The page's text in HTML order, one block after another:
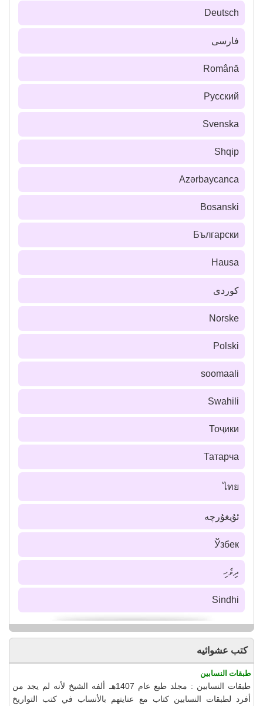
Deutsch
فارسى
Română
Русский
Svenska
Shqip
Azərbaycanca
Bosanski
Български
Hausa
كوردی
Norske
Polski
soomaali
Swahili
Тоҷики
Татарча
ไทย
ئۇيغۇرچە
Ўзбек
ދިވެހި
Sindhi
كتب عشوائيه
طبقات النسابين
طبقات النسابين : مجلد طبع عام 1407هـ ألفه الشيخ لأنه لم يجد من
أفرد لطبقات النسابين كتاب مع عنايتهم بالأنساب في كتب التواريخ